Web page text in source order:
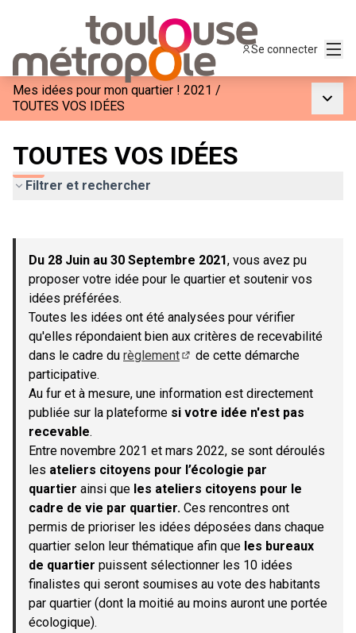
Se connecter
Mes idées pour mon quartier ! 2021 /
TOUTES VOS IDÉES
TOUTES VOS IDÉES
Filtrer et rechercher
−
Du 28 Juin au 30 Septembre 2021, vous avez pu
proposer votre idée pour le quartier et soutenir vos
idées préférées.
Toutes les idées ont été analysées pour vérifier
qu'elles répondaient bien aux critères de recevabilité
dans le cadre du règlement
de cette démarche
participative.
Au fur et à mesure, une information est directement
publiée sur la plateforme si votre idée n'est pas
recevable.
Entre novembre 2021 et mars 2022, se sont déroulés
les ateliers citoyens pour l’écologie par
quartier ainsi que les ateliers citoyens pour le
cadre de vie par quartier. Ces rencontres ont
permis de prioriser les idées déposées dans chaque
quartier selon leur thématique afin que les bureaux
de quartier puissent sélectionner les 10 idées
finalistes qui seront soumises au vote des habitants
par quartier (dont la moitié au moins auront une portée
écologique).